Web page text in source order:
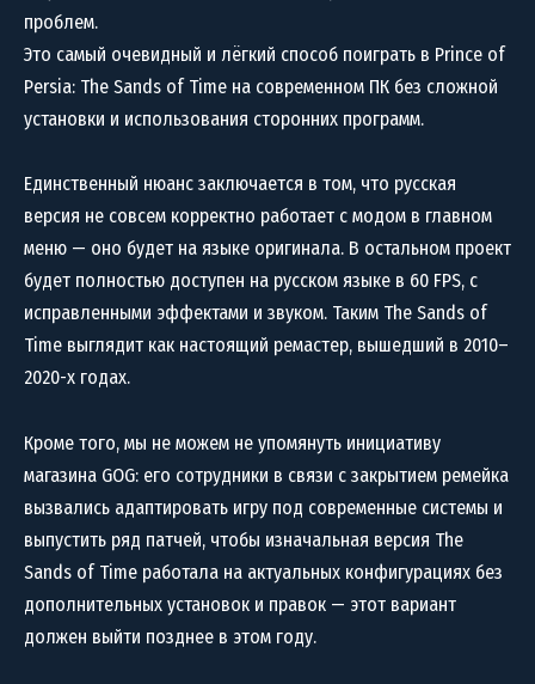
проблем.
Это самый очевидный и лёгкий способ поиграть в Prince of
Persia: The Sands of Time на современном ПК без сложной
установки и использования сторонних программ.
Единственный нюанс заключается в том, что русская
версия не совсем корректно работает с модом в главном
меню — оно будет на языке оригинала. В остальном проект
будет полностью доступен на русском языке в 60 FPS, с
исправленными эффектами и звуком. Таким The Sands of
Time выглядит как настоящий ремастер, вышедший в 2010–
2020-х годах.
Кроме того, мы не можем не упомянуть инициативу
магазина GOG: его сотрудники в связи с закрытием ремейка
вызвались адаптировать игру под современные системы и
выпустить ряд патчей, чтобы изначальная версия The
Sands of Time работала на актуальных конфигурациях без
дополнительных установок и правок — этот вариант
должен выйти позднее в этом году.